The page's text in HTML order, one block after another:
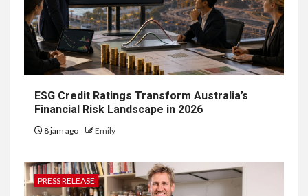
ESG Credit Ratings Transform Australia’s
Financial Risk Landscape in 2026
8 jam ago Emily
PRESS RELEASE